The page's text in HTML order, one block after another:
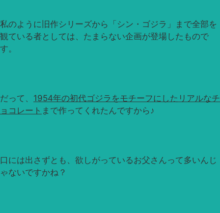
私のように旧作シリーズから「シン・ゴジラ」まで全部を
観ている者としては、たまらない企画が登場したもので
す。
だって、 1954年の初代ゴジラをモチーフにしたリアルなチ
ョコレート まで作ってくれたんですから♪
口には出さずとも、欲しがっているお父さんって多いんじ
ゃないですかね？